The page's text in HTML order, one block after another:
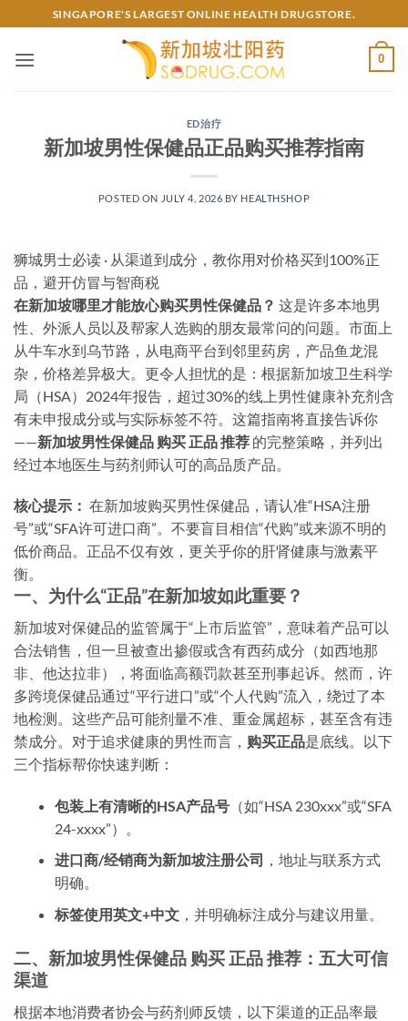
to
content
SINGAPORE'S LARGEST ONLINE HEALTH DRUGSTORE.
0
ED治疗
新加坡男性保健品正品购买推荐指南
POSTED ON JULY 4, 2026 BY HEALTHSHOP
狮城男士必读 · 从渠道到成分，教你用对价格买到100%正
品，避开仿冒与智商税
在新加坡哪里才能放心购买男性保健品？ 这是许多本地男
性、外派人员以及帮家人选购的朋友最常问的问题。市面上
从牛车水到乌节路，从电商平台到邻里药房，产品鱼龙混
杂，价格差异极大。更令人担忧的是：根据新加坡卫生科学
局（HSA）2024年报告，超过30%的线上男性健康补充剂含
有未申报成分或与实际标签不符。这篇指南将直接告诉你
——新加坡男性保健品 购买 正品 推荐 的完整策略，并列出
经过本地医生与药剂师认可的高品质产品。
核心提示： 在新加坡购买男性保健品，请认准“HSA注册
号”或“SFA许可进口商”。不要盲目相信“代购”或来源不明的
低价商品。正品不仅有效，更关乎你的肝肾健康与激素平
衡。
一、为什么“正品”在新加坡如此重要？
新加坡对保健品的监管属于“上市后监管”，意味着产品可以
合法销售，但一旦被查出掺假或含有西药成分（如西地那
非、他达拉非），将面临高额罚款甚至刑事起诉。然而，许
多跨境保健品通过“平行进口”或“个人代购”流入，绕过了本
地检测。这些产品可能剂量不准、重金属超标，甚至含有违
禁成分。对于追求健康的男性而言， 购买正品是底线。以下
三个指标帮你快速判断：
包装上有清晰的HSA产品号（如“HSA 230xxx”或“SFA
24-xxxx”）。
进口商/经销商为新加坡注册公司 ，地址与联系方式
明确。
标签使用英文+中文，并明确标注成分与建议用量。
二、新加坡男性保健品 购买 正品 推荐：五大可信
渠道
根据本地消费者协会与药剂师反馈，以下渠道的正品率最